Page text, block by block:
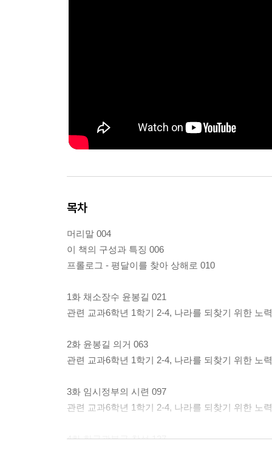
목차
머리말 004
이 책의 구성과 특징 006
프롤로그 - 평달이를 찾아 상해로 010
1화 채소장수 윤봉길 021
관련 교과6학년 1학기 2-4, 나라를 되찾기 위한 노력
2화 윤봉길 의거 063
관련 교과6학년 1학기 2-4, 나라를 되찾기 위한 노력
3화 임시정부의 시련 097
관련 교과6학년 1학기 2-4, 나라를 되찾기 위한 노력
4화 한국광복군 창설 137